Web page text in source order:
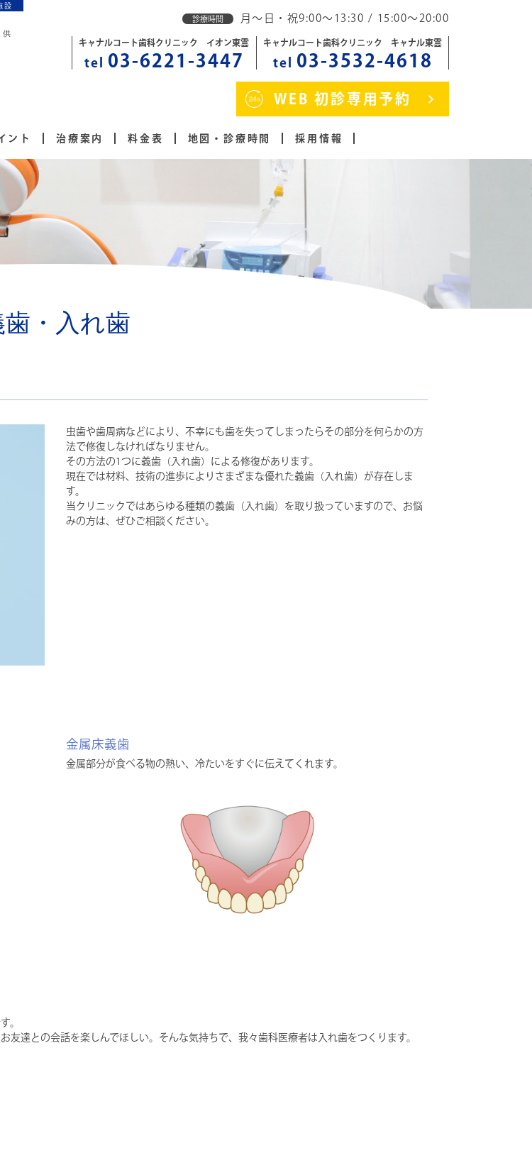
設
診療時間 月～日・祝9:00～13:30 / 15:00～20:00
キャナルコート歯科クリニック イオン東雲
tel 03-6221-3447
キャナルコート歯科クリニック キャナル東雲
tel 03-3532-4618
WEB 初診専用予約
ント 治療案内 料金表 地図・診療時間 採用情報
歯・入れ歯
虫歯や歯周病などにより、不幸にも歯を失ってしまったらその部分を何らかの方
法で修復しなければなりません。
その方法の1つに義歯（入れ歯）による修復があります。
現在では材料、技術の進歩によりさまざまな優れた義歯（入れ歯）が存在しま
す。
当クリニックではあらゆる種類の義歯（入れ歯）を取り扱っていますので、お悩
みの方は、ぜひご相談ください。
金属床義歯
金属部分が食べる物の熱い、冷たいをすぐに伝えてくれます。
。
達との会話を楽しんでほしい。そんな気持ちで、我々歯科医療者は入れ歯をつくります。